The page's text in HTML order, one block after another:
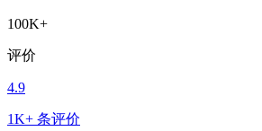
100K+
评价
4.9
1K+ 条评价